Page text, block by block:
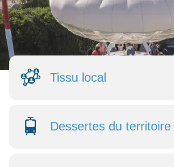
Tissu local
Dessertes du territoire